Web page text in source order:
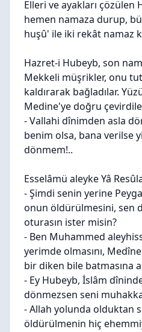
Elleri ve ayakları çözülen
hemen namaza durup,
huşû' ile iki rekât namaz
Hazret-i Hubeyb, son
Mekkeli müşrikler, onu
kaldırarak bağladılar.
Medine'ye doğru
- Vallahi dînimden asla
benim olsa, bana verilse
dönmem!..
Esselâmü aleyke Yâ
- Şimdi senin yerine
onun öldürülmesini, sen
oturasın ister misin?
- Ben Muhammed
yerimde olmasını,
bir diken bile batmasına
- Ey Hubeyb, İslâm
dönmezsen seni
- Allah yolunda olduktan
öldürülmenin hiç